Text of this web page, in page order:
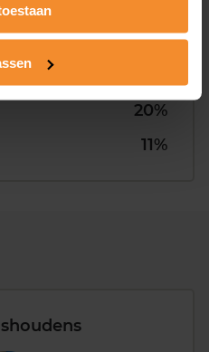
21%
20%
11%